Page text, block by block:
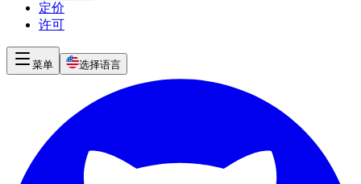
定价
许可
菜单 选择语言